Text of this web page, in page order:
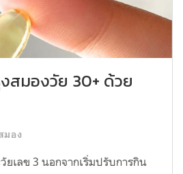
สมองวัย 30+ ด้วย
มอง
เลข 3 นอกจากเริ่มปรับการกิน